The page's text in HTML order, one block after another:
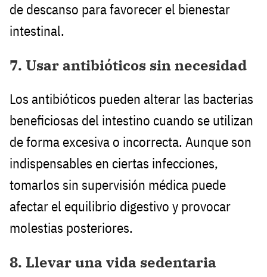
de descanso para favorecer el bienestar
intestinal.
7. Usar antibióticos sin necesidad
Los antibióticos pueden alterar las bacterias
beneficiosas del intestino cuando se utilizan
de forma excesiva o incorrecta. Aunque son
indispensables en ciertas infecciones,
tomarlos sin supervisión médica puede
afectar el equilibrio digestivo y provocar
molestias posteriores.
8. Llevar una vida sedentaria